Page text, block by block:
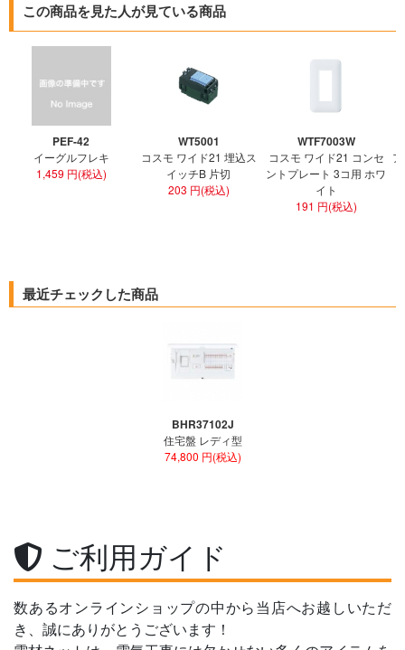
この商品を見た人が見ている商品
PEF-42
イーグルフレキ
1,459 円(税込)
WT5001
コスモ ワイド21 埋込ス
イッチB 片切
203 円(税込)
WTF7003W
コスモ ワイド21 コンセ
ントプレート 3コ用 ホワ
イト
191 円(税込)
最近チェックした商品
BHR37102J
住宅盤 レディ型
74,800 円(税込)
ご利用ガイド
数あるオンラインショップの中から当店へお越しいただ
き、誠にありがとうございます！